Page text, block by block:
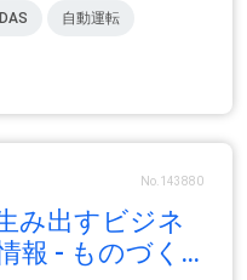
自動運転
No.143880
み出すビジネ
報 - ものづく...